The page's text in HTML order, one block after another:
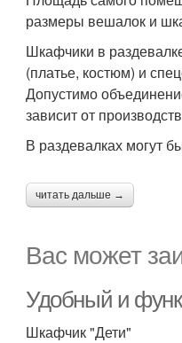
размеры вешалок и
Шкафчики в
(платье, костюм) и
Допустимо
зависит от
В раздевалках могут
читать дальше →
Вас может
Удобный и
Шкафчик "Дети"